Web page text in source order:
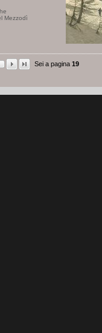
Mezzodì
Sei a pagina 19